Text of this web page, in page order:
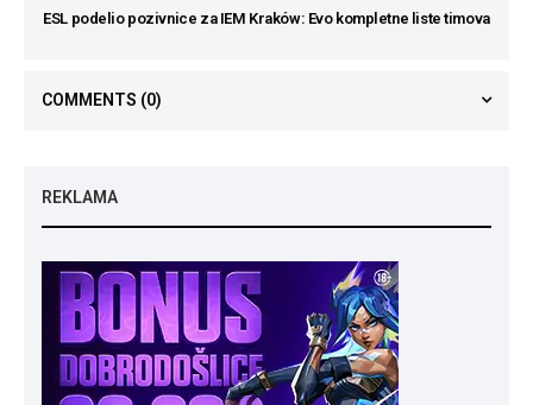
ESL podelio pozivnice za IEM Kraków: Evo kompletne liste timova
COMMENTS (0)
REKLAMA